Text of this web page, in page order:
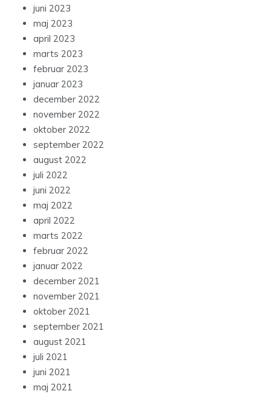
juni 2023
maj 2023
april 2023
marts 2023
februar 2023
januar 2023
december 2022
november 2022
oktober 2022
september 2022
august 2022
juli 2022
juni 2022
maj 2022
april 2022
marts 2022
februar 2022
januar 2022
december 2021
november 2021
oktober 2021
september 2021
august 2021
juli 2021
juni 2021
maj 2021